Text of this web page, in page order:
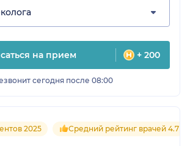
на прием + 200
сегодня после 08:00
2025 Средний рейтинг врачей 4.7